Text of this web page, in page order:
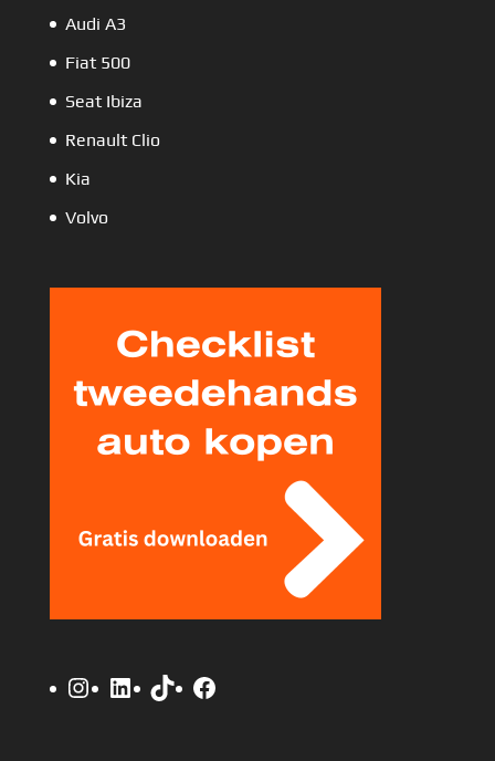
Audi A3
Fiat 500
Seat Ibiza
Renault Clio
Kia
Volvo
Instagram
LinkedIn
TikTokFacebook